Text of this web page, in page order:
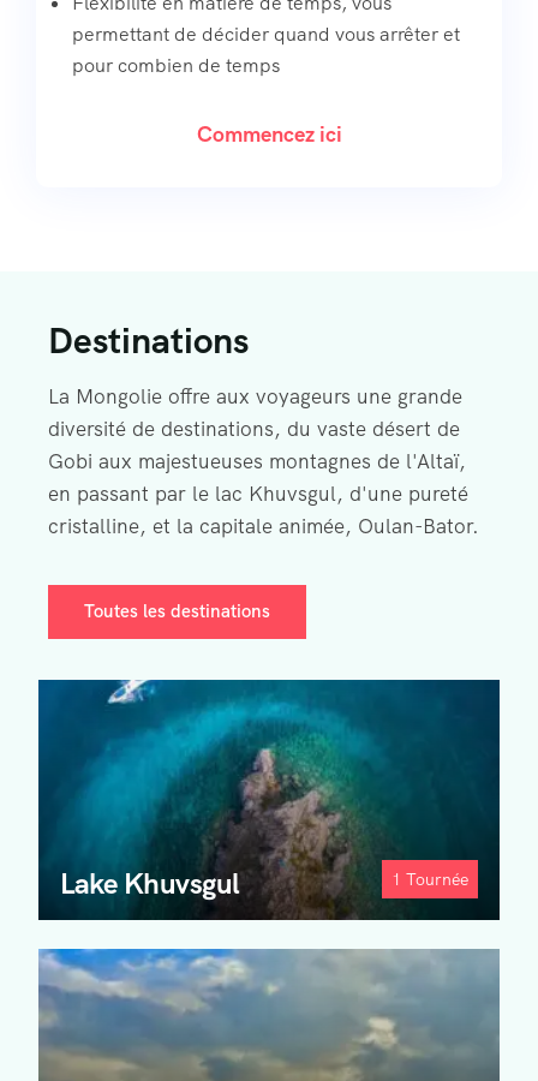
permettant de décider quand vous arrêter et
pour combien de temps
Commencez ici
Destinations
La Mongolie offre aux voyageurs une grande
diversité de destinations, du vaste désert de
Gobi aux majestueuses montagnes de l'Altaï,
en passant par le lac Khuvsgul, d'une pureté
cristalline, et la capitale animée, Oulan-Bator.
Toutes les destinations
Lake Khuvsgul 1 Tournée